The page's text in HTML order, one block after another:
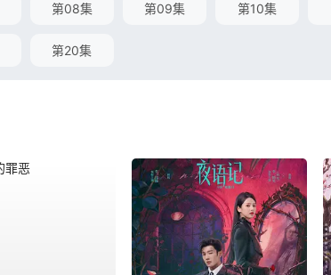
第08集 第09集 第10集
第20集